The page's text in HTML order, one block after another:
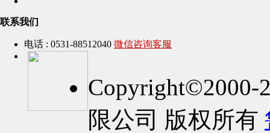
联系我们
电话 : 0531-88512040 微信咨询客服
Copyright©2000-
限公司 版权所有